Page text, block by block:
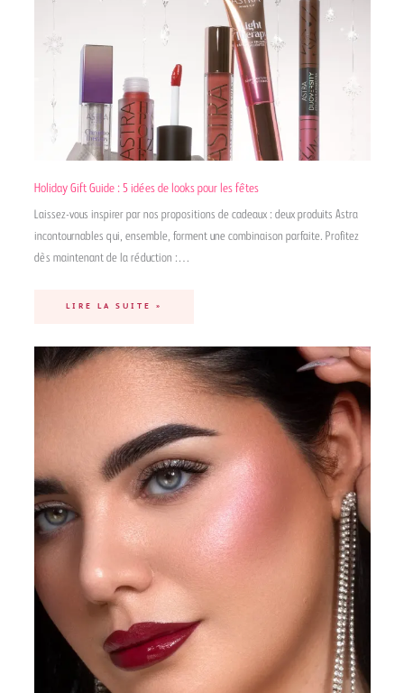
Holiday Gift Guide : 5 idées de looks pour les fêtes
Laissez-vous inspirer par nos propositions de cadeaux : deux produits Astra
incontournables qui, ensemble, forment une combinaison parfaite. Profitez
dès maintenant de la réduction :…
LIRE LA SUITE »